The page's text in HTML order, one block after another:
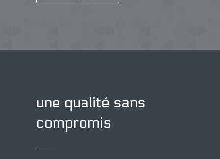
une qualité sans
compromis